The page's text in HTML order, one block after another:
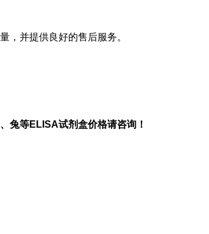
，并提供良好的售后服务。
兔等ELISA试剂盒价格请咨询！